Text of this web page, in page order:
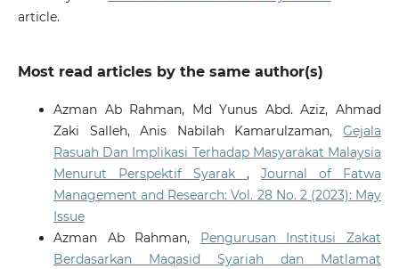
article.
Most read articles by the same author(s)
Azman Ab Rahman, Md Yunus Abd. Aziz, Ahmad
Zaki Salleh, Anis Nabilah Kamarulzaman,Gejala
Rasuah Dan Implikasi Terhadap Masyarakat Malaysia
Menurut Perspektif Syarak ,Journal of Fatwa
Management and Research: Vol. 28 No. 2 (2023): May
Issue
Azman Ab Rahman, Pengurusan Institusi Zakat
Berdasarkan Maqasid Syariah dan Matlamat